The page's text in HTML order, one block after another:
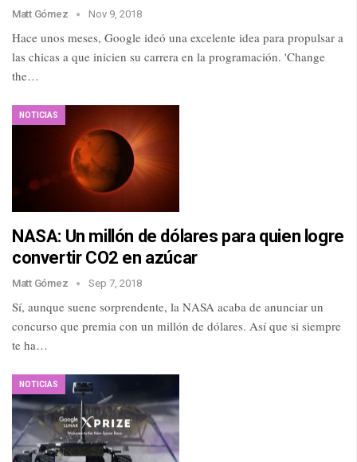
Matt Gómez Nov 9, 2018
Hace unos meses, Google ideó una excelente idea para propulsar a
las chicas a que inicien su carrera en la programación. 'Change
the…
NOTICIAS
NASA: Un millón de dólares para quien logre
convertir CO2 en azúcar
Matt Gómez Sep 7, 2018
Sí, aunque suene sorprendente, la NASA acaba de anunciar un
concurso que premia con un millón de dólares. Así que si siempre
te ha…
NOTICIAS